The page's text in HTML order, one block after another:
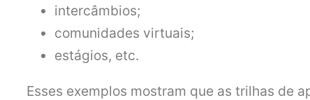
intercâmbios;
comunidades virtuais;
estágios, etc.
Esses exemplos mostram que as trilhas de